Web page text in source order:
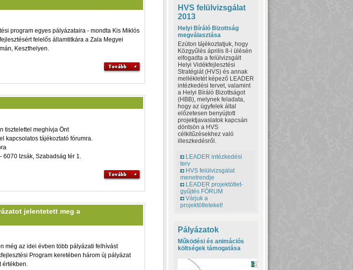
program egyes pályázataira - mondta Kis Miklós
felelős államtitkára a Zala Megyei
Keszthelyen.
tisztelettel meghívja Önt
kapcsolatos tájékoztató fórumra.
6070 Izsák, Szabadság tér 1.
jelentetett meg a
még az idei évben több pályázati felhívást
Program keretében három új pályázat
értékben.
HVS felülvizsgálat
2013
Helyi Bíráló Bizottság
megválasztása
Ezúton tájékoztatjuk, hogy
Közgyűlés április 8-i ülésén
elfogadta a felülvizsgált
Helyi Vidékfejlesztési
Stratégiát (HVS) és annak
mellékletét képező LEADER
intézkedési tervet, valamint
a Helyi Bíráló Bizottságot
(HBB), melynek feladata,
hogy az ügyfelek által
előzetesen benyújtott
projektjavaslatok kapcsán
döntsön a HVS
célkitűzésekhez való
illeszkedésről.
LEADER intézkedési
terv
HVS felülvizsgálat
menetrendje
LEADER projektötlet-
gyűjtés FÓRUM
Várjuk a
projektötleteket!
Pályázatok
Működési és animációs
költségek támogatása